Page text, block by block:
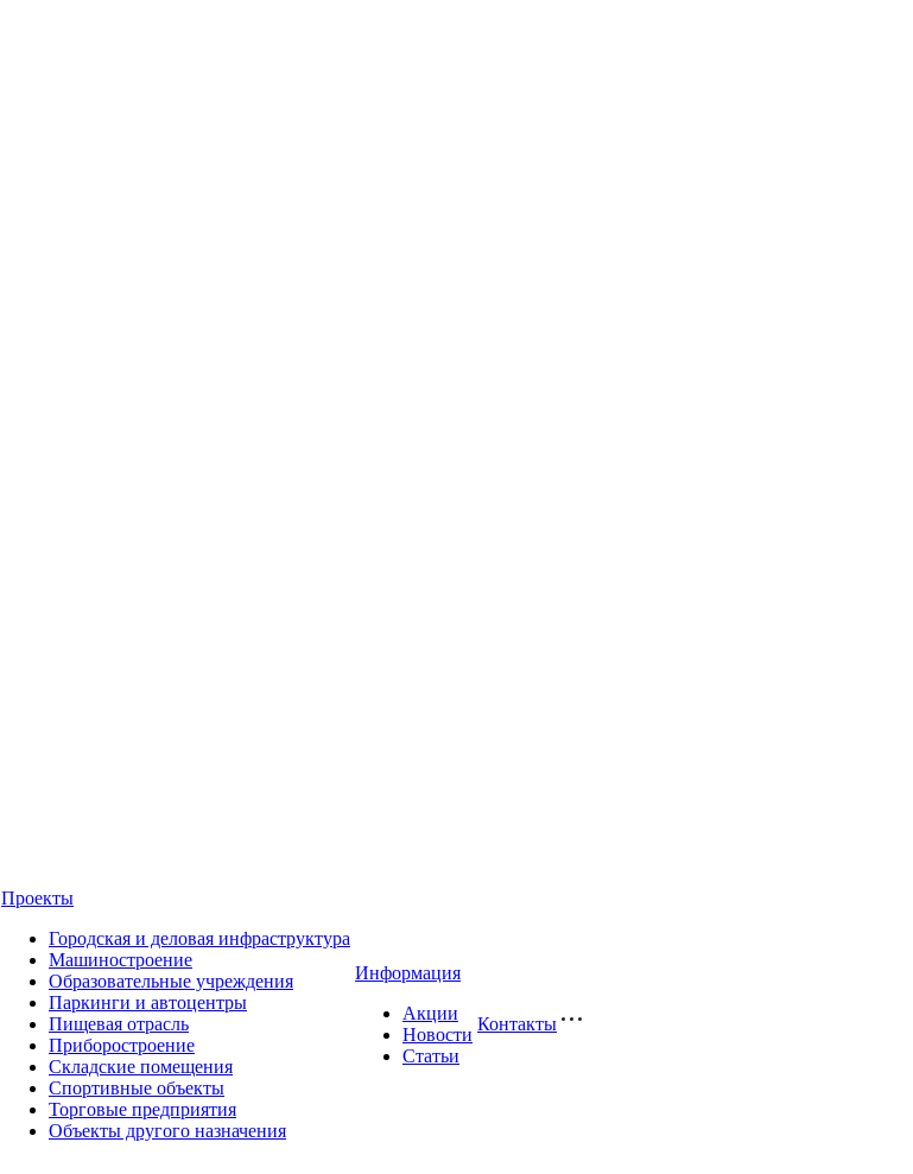
Проекты
Городская и деловая инфраструктура
Машиностроение
Образовательные учреждения
Паркинги и автоцентры
Пищевая отрасль
Приборостроение
Складские помещения
Спортивные объекты
Торговые предприятия
Объекты другого назначения
Информация
Акции
Новости
Статьи
Контакты